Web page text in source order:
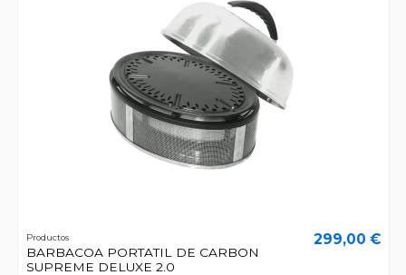
Productos
BARBACOA PORTATIL DE CARBON
SUPREME DELUXE 2.0
299,00 €